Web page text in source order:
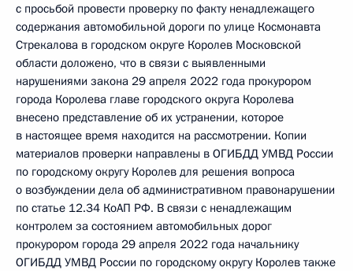
с просьбой провести проверку по факту ненадлежащего
содержания автомобильной дороги по улице Космонавта
Стрекалова в городском округе Королев Московской
области доложено, что в связи с выявленными
нарушениями закона 29 апреля 2022 года прокурором
города Королева главе городского округа Королева
внесено представление об их устранении, которое
в настоящее время находится на рассмотрении. Копии
материалов проверки направлены в ОГИБДД УМВД России
по городскому округу Королев для решения вопроса
о возбуждении дела об административном правонарушении
по статье 12.34 КоАП РФ. В связи с ненадлежащим
контролем за состоянием автомобильных дорог
прокурором города 29 апреля 2022 года начальнику
ОГИБДД УМВД России по городскому округу Королев также